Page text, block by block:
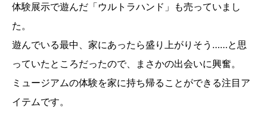
体験展示で遊んだ「ウルトラハンド」も売っていまし
た。
遊んでいる最中、家にあったら盛り上がりそう……と思
っていたところだったので、まさかの出会いに興奮。
ミュージアムの体験を家に持ち帰ることができる注目ア
イテムです。